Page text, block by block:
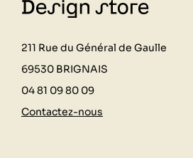
211 Rue du Général de Gaulle
69530 BRIGNAIS
04 81 09 80 09
Contactez-nous